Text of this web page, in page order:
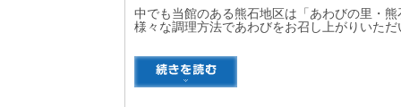
中でも当館のある熊石地区は「あわびの里・
様々な調理方法であわびをお召し上がりいた